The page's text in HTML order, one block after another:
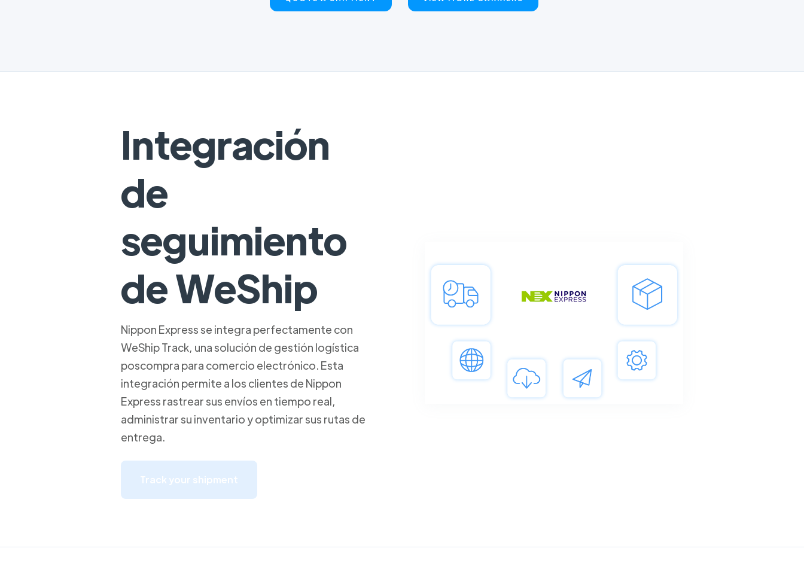
Integración
de
seguimiento
de WeShip
Nippon Express se integra perfectamente con
WeShip Track, una solución de gestión logística
poscompra para comercio electrónico. Esta
integración permite a los clientes de Nippon
Express rastrear sus envíos en tiempo real,
administrar su inventario y optimizar sus rutas de
entrega.
Track your shipment